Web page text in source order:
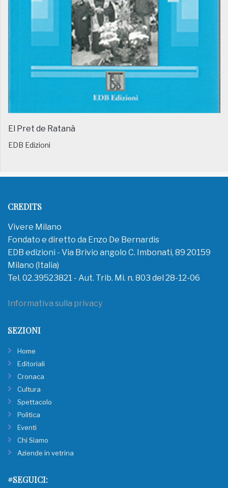
El Pret de Ratanà
EDB Edizioni
CREDITS
Vivere Milano
Fondato e diretto da Enzo De Bernardis
EDB edizioni - Via Brivio angolo C. Imbonati, 89 20159
Milano (Italia)
Tel. 02.39523821 - Aut. Trib. Mi. n. 803 del 28-12-06
Informativa sulla privacy
SEZIONI
Home
Editoriali
Cronaca
Cultura
Spettacolo
Politica
Eventi
Chi Siamo
Aziende in vetrina
#SEGUICI: